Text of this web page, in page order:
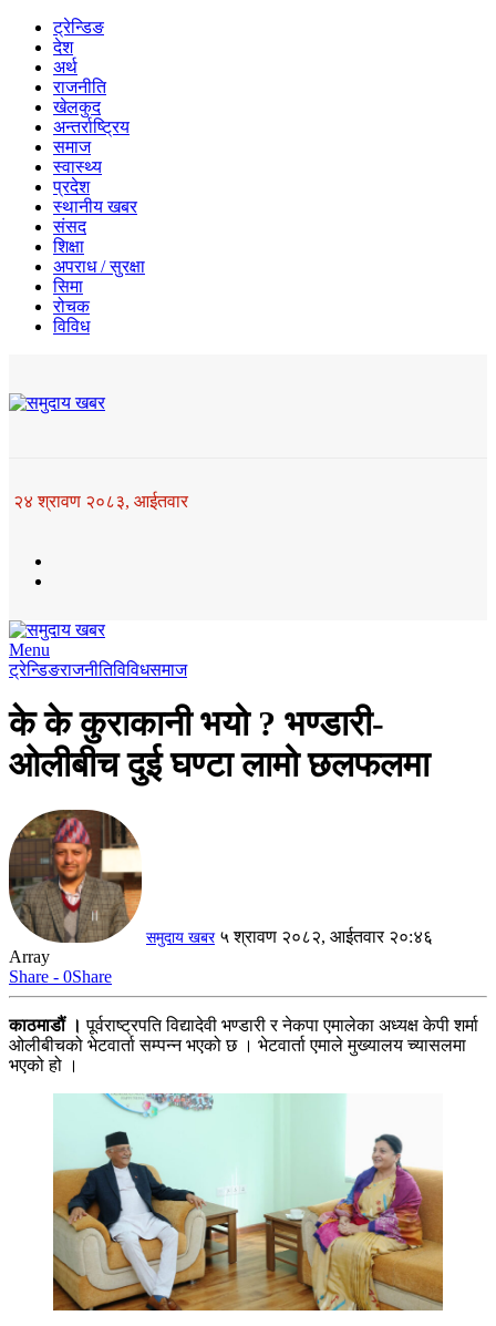
ट्रेन्डिङ
देश
अर्थ
राजनीति
खेलकुद
अन्तर्राष्ट्रिय
समाज
स्वास्थ्य
प्रदेश
स्थानीय खबर
संसद
शिक्षा
अपराध / सुरक्षा
सिमा
रोचक
विविध
२४ श्रावण २०८३, आईतवार
Menu
ट्रेन्डिङराजनीतिविविधसमाज
के के कुराकानी भयो ? भण्डारी-
ओलीबीच दुई घण्टा लामो छलफलमा
समुदाय खबर ५ श्रावण २०८२, आईतवार २०:४६
Array
Share - 0Share
काठमाडौं । पूर्वराष्ट्रपति विद्यादेवी भण्डारी र नेकपा एमालेका अध्यक्ष केपी शर्मा
ओलीबीचको भेटवार्ता सम्पन्न भएको छ । भेटवार्ता एमाले मुख्यालय च्यासलमा
भएको हो ।